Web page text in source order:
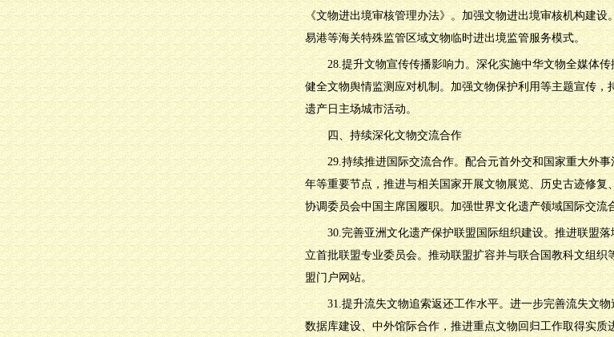
《文物进出境审核管理办法》。加强文物进出境审核机构建
易港等海关特殊监管区域文物临时进出境监管服务模式。
28.提升文物宣传传播影响力。深化实施中华文物全媒体
健全文物舆情监测应对机制。加强文物保护利用等主题宣传
遗产日主场城市活动。
四、持续深化文物交流合作
29.持续推进国际交流合作。配合元首外交和国家重大外
年等重要节点，推进与相关国家开展文物展览、历史古迹修
协调委员会中国主席国履职。加强世界文化遗产领域国际交流
30.完善亚洲文化遗产保护联盟国际组织建设。推进联盟
立首批联盟专业委员会。推动联盟扩容并与联合国教科文组
盟门户网站。
31.提升流失文物追索返还工作水平。进一步完善流失文
数据库建设、中外馆际合作，推进重点文物回归工作取得实